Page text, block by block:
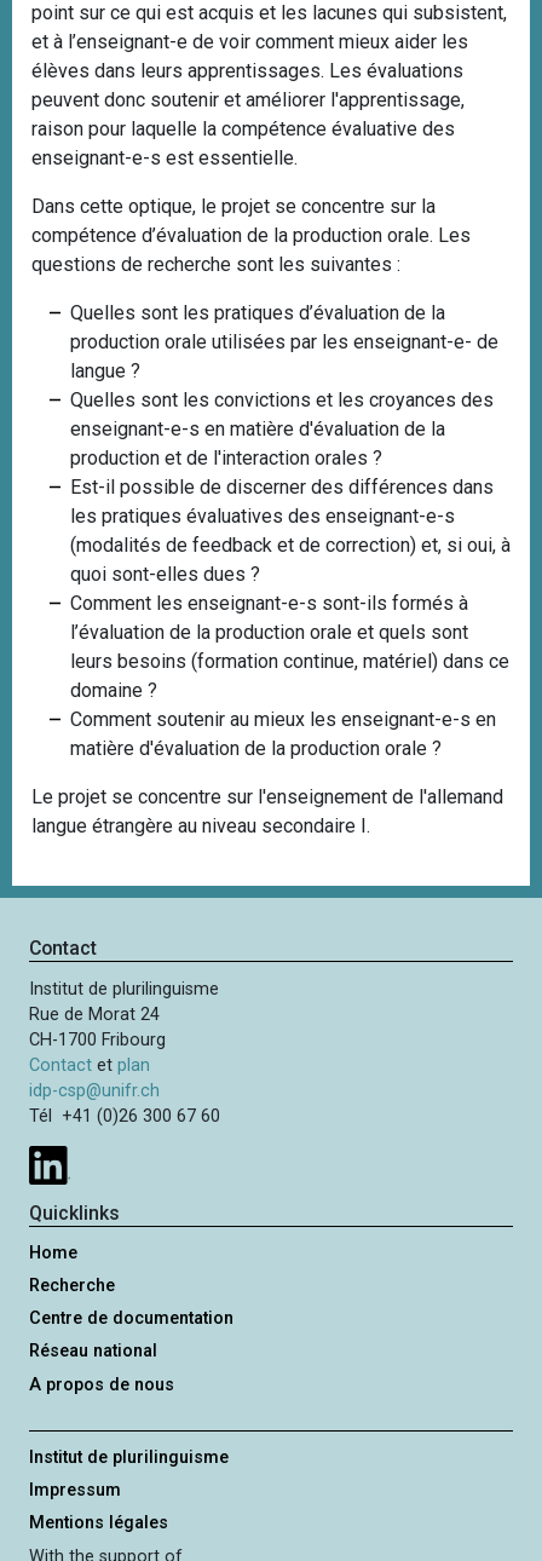
point sur ce qui est acquis et les lacunes qui subsistent,
et à l’enseignant-e de voir comment mieux aider les
élèves dans leurs apprentissages. Les évaluations
peuvent donc soutenir et améliorer l'apprentissage,
raison pour laquelle la compétence évaluative des
enseignant-e-s est essentielle.
Dans cette optique, le projet se concentre sur la
compétence d’évaluation de la production orale. Les
questions de recherche sont les suivantes :
Quelles sont les pratiques d’évaluation de la
production orale utilisées par les enseignant-e- de
langue ?
Quelles sont les convictions et les croyances des
enseignant-e-s en matière d'évaluation de la
production et de l'interaction orales ?
Est-il possible de discerner des différences dans
les pratiques évaluatives des enseignant-e-s
(modalités de feedback et de correction) et, si oui, à
quoi sont-elles dues ?
Comment les enseignant-e-s sont-ils formés à
l’évaluation de la production orale et quels sont
leurs besoins (formation continue, matériel) dans ce
domaine ?
Comment soutenir au mieux les enseignant-e-s en
matière d'évaluation de la production orale ?
Le projet se concentre sur l'enseignement de l'allemand
langue étrangère au niveau secondaire I.
Contact
Institut de plurilinguisme
Rue de Morat 24
CH-1700 Fribourg
Contact etplan
idp-csp@unifr.ch
Tél +41 (0)26 300 67 60
Quicklinks
Home
Recherche
Centre de documentation
Réseau national
A propos de nous
Institut de plurilinguisme
Impressum
Mentions légales